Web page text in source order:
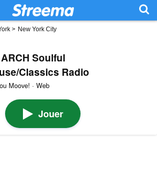
> New York City
Soulful
Classics Radio
Moove! · Web
Jouer